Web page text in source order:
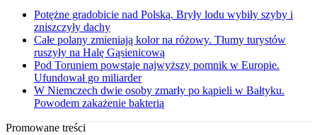
Potężne gradobicie nad Polską. Bryły lodu wybiły szyby i
zniszczyły dachy
Całe polany zmieniają kolor na różowy. Tłumy turystów
ruszyły na Halę Gąsienicową
Pod Toruniem powstaje najwyższy pomnik w Europie.
Ufundował go miliarder
W Niemczech dwie osoby zmarły po kąpieli w Bałtyku.
Powodem zakażenie bakterią
Promowane treści